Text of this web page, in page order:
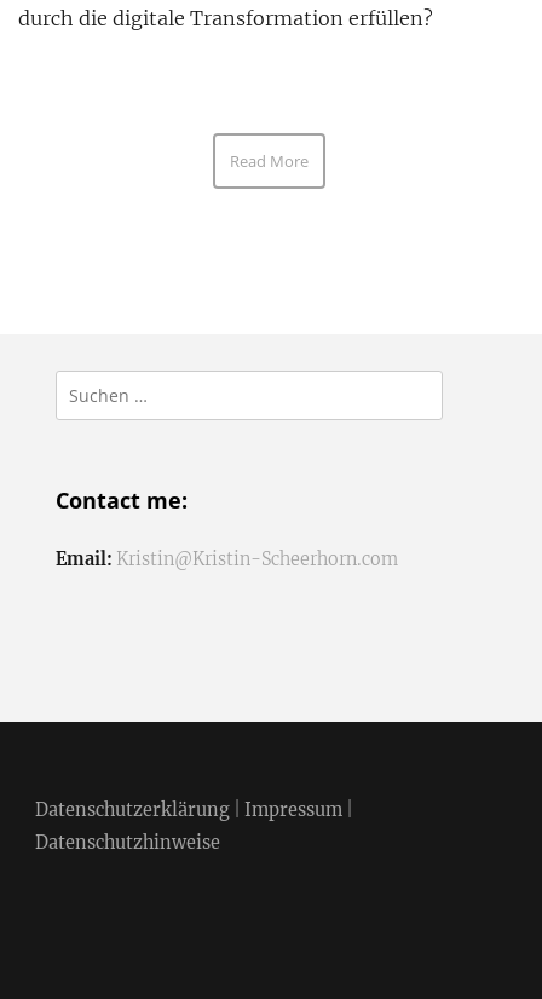
durch die digitale Transformation erfüllen?
Read More
Suchen
nach:
Contact me:
Email: Kristin@Kristin-Scheerhorn.com
Datenschutzerklärung| Impressum|
Datenschutzhinweise